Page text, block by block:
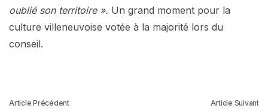
oublié son territoire ». Un grand moment pour la
culture villeneuvoise votée à la majorité lors du
conseil.
Article Précédent Article Suivant